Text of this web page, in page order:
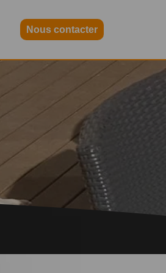
Nous contacter